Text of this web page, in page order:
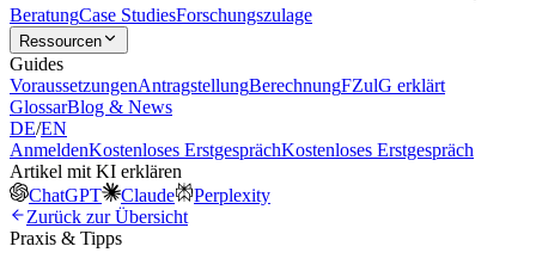
BeratungCase StudiesForschungszulage
Ressourcen
Guides
VoraussetzungenAntragstellungBerechnungFZulG erklärt
GlossarBlog & News
DE/EN
AnmeldenKostenloses ErstgesprächKostenloses Erstgespräch
Artikel mit KI erklären
ChatGPT
Claude
Perplexity
Zurück zur Übersicht
Praxis & Tipps